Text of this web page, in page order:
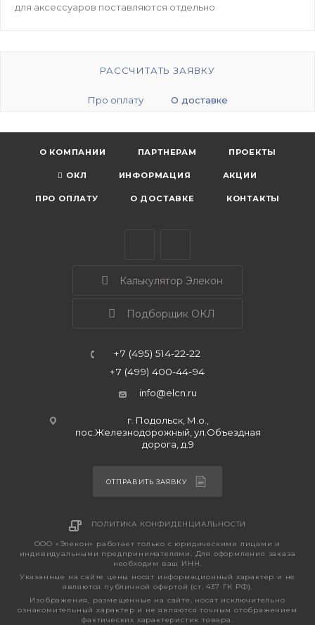
для аксессуаров поставляются отдельно
РАССЧИТАТЬ ЗАЯВКУ
Про оплату О доставке
О КОМПАНИИ ПАРТНЕРАМ ПРОЕКТЫ
ОКЛ ИНФОРМАЦИЯ АКЦИИ
ПРО ОПЛАТУ О ДОСТАВКЕ КОНТАКТЫ
Калькулятор Элекон
Подборщик ОКЛ
+7 (495) 514-22-22
+7 (499) 400-44-94
info@elcn.ru
г. Подольск, М.о.,
пос.Железнодорожный, ул.Объездная
дорога, д.9
ОТПРАВИТЬ ЗАЯВКУ
ПОЛИТИКА КОНФИДЕНЦИАЛЬНОСТИ
ООО «Элекон» работает только с юридическими лицами и
индивидуальными предпринимателями. Для оформления заказа
необходим ваш ИНН.
Указанные на сайте цены носят информационный характер и не
являются публичной офертой (ст. 437 ГК РФ).
Изображения, размещенные на сайте, носят исключительно
ознакомительный характер и не являются точным отображением
фактических характеристик товара.